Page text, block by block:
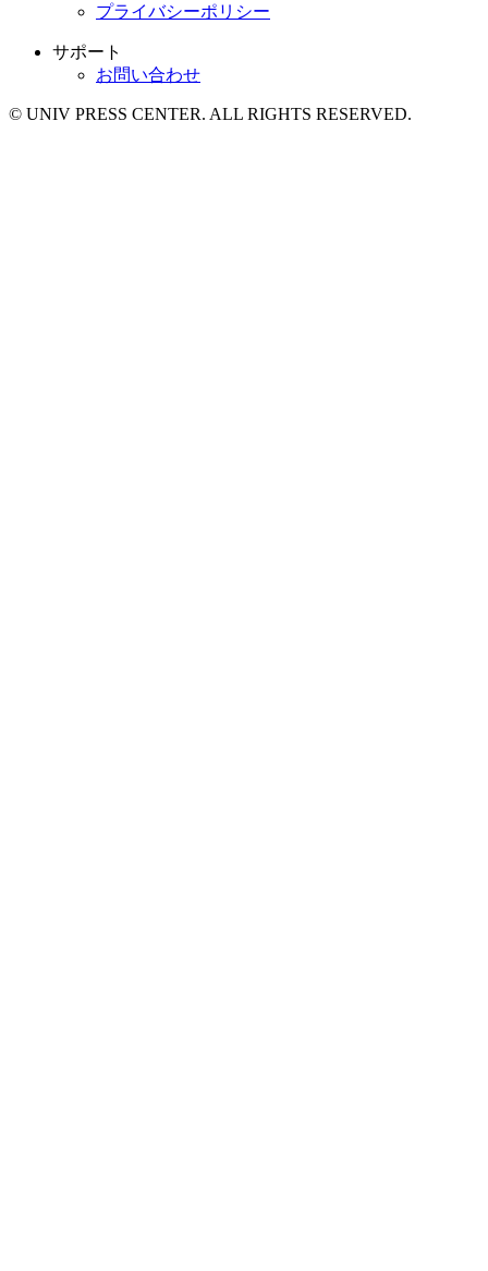
プライバシーポリシー
サポート
お問い合わせ
© UNIV PRESS CENTER. ALL RIGHTS RESERVED.